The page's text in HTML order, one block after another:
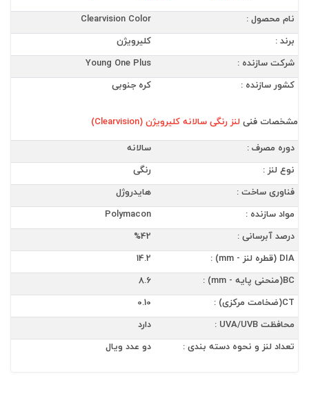
نام محصول :
Clearvision Color
برند :
کلیرویژن
شرکت سازنده :
Young One Plus
کشور سازنده :
کره جنوبی
مشخصات فنی لنز رنگی سالانه کلیرویژن (Clearvision)
دوره مصرف :
سالانه
نوع لنز :
رنگی
فناوری ساخت :
هایدروژل
مواد سازنده :
Polymacon
درصد آبرسانی :
%42
DIA (قطره لنز - mm) :
14.2
BC(منحنی پایه - mm) :
8.6
CT(ضخامت مرکزی) :
0.10
محافظت UVA/UVB :
دارد
تعداد لنز و نحوه دسته بندی :
دو عدد ویال